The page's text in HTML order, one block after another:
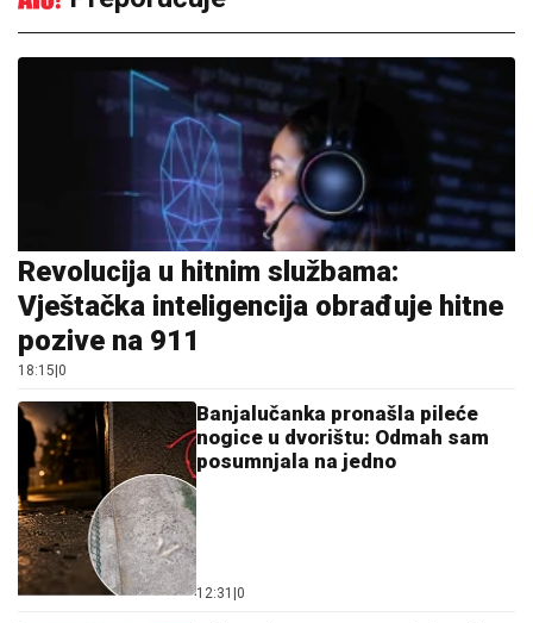
Revolucija u hitnim službama:
Vještačka inteligencija obrađuje hitne
pozive na 911
18:15 0
Banjalučanka pronašla pileće
nogice u dvorištu: Odmah sam
posumnjala na jedno
12:31 0